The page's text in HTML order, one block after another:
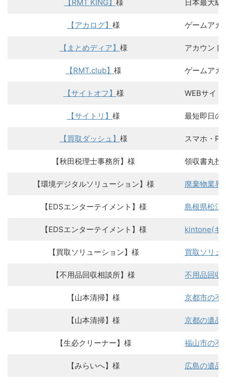
【RMT KING】 様 日本最大級
【アカログ】 様 ゲームアカ
【まとめディア】 様 アカウント
【RMT.club】 様 ゲームアカ
【サイトオフ】 様 WEBサイ
【サイトリ】 様 最短即日の
【買取ダッシュ】 様 スマホ・
【秋田税理士事務所】様 領収書丸投
【環境デジタルソリューション】様 廃棄物業界
【EDSエンターテイメント】様 島根県松江
【EDSエンターテイメント】様 kintone(キ
【買取ソリューション】様 買取ソリュ
【不用品回収相談所】様 不用品回収
【山本清掃】様 京都市の不
【山本清掃】様 京都の遺品
【生必クリーナー】様 福山市の不
【みらいへ】様 広島の遺品